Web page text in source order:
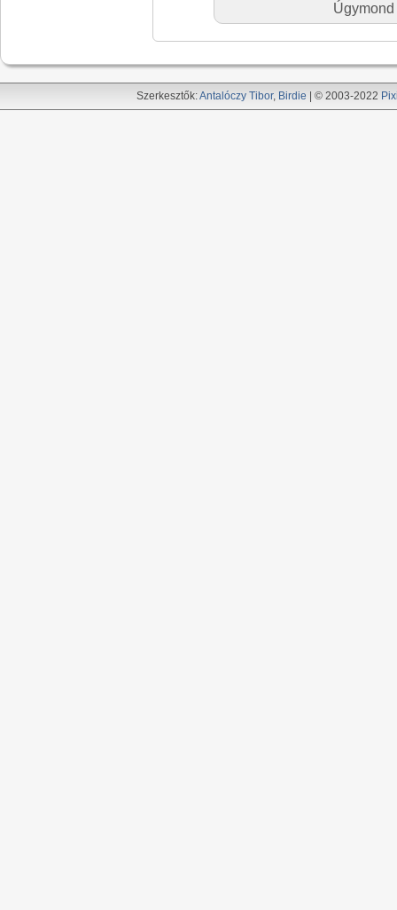
Szerkesztők:Antalóczy Tibor, Birdie | © 2003-2022